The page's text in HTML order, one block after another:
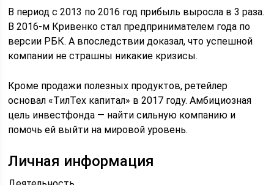
В период с 2013 по 2016 год прибыль выросла в 3 раза.
В 2016-м Кривенко стал предпринимателем года по
версии РБК. А впоследствии доказал, что успешной
компании не страшны никакие кризисы.
Кроме продажи полезных продуктов, ретейлер
основал «ТилТех капитал» в 2017 году. Амбициозная
цель инвестфонда — найти сильную компанию и
помочь ей выйти на мировой уровень.
Личная информация